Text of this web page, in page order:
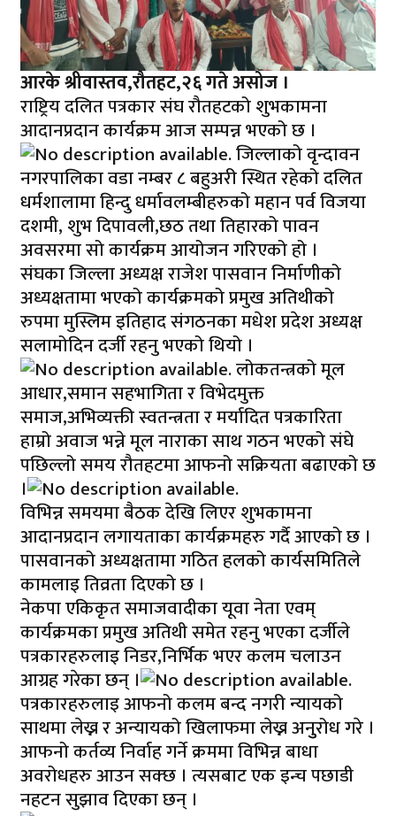
आरके श्रीवास्तव,रौतहट,२६ गते असोज ।
राष्ट्रिय दलित पत्रकार संघ रौतहटको शुभकामना
आदानप्रदान कार्यक्रम आज सम्पन्न भएको छ ।
जिल्लाको वृन्दावन
नगरपालिका वडा नम्बर ८ बहुअरी स्थित रहेको दलित
धर्मशालामा हिन्दु धर्मावलम्बीहरुको महान पर्व विजया
दशमी, शुभ दिपावली,छठ तथा तिहारको पावन
अवसरमा सो कार्यक्रम आयोजन गरिएको हो ।
संघका जिल्ला अध्यक्ष राजेश पासवान निर्माणीको
अध्यक्षतामा भएको कार्यक्रमको प्रमुख अतिथीको
रुपमा मुस्लिम इतिहाद संगठनका मधेश प्रदेश अध्यक्ष
सलामोदिन दर्जी रहनु भएको थियो ।
लोकतन्त्रको मूल
आधार,समान सहभागिता र विभेदमुक्त
समाज,अभिव्यक्ती स्वतन्त्रता र मर्यादित पत्रकारिता
हाम्रो अवाज भन्ने मूल नाराका साथ गठन भएको संघे
पछिल्लो समय रौतहटमा आफनो सक्रियता बढाएको छ
।
विभिन्न समयमा बैठक देखि लिएर शुभकामना
आदानप्रदान लगायताका कार्यक्रमहरु गर्दै आएको छ ।
पासवानको अध्यक्षतामा गठित हलको कार्यसमितिले
कामलाइ तिव्रता दिएको छ ।
नेकपा एकिकृत समाजवादीका यूवा नेता एवम्
कार्यक्रमका प्रमुख अतिथी समेत रहनु भएका दर्जीले
पत्रकारहरुलाइ निडर,निर्भिक भएर कलम चलाउन
आग्रह गरेका छन् ।
पत्रकारहरुलाइ आफनो कलम बन्द नगरी न्यायको
साथमा लेख्न र अन्यायको खिलाफमा लेख्न अनुुरोध गरे ।
आफनो कर्तव्य निर्वाह गर्ने क्रममा विभिन्न बाधा
अवरोधहरु आउन सक्छ । त्यसबाट एक इन्च पछाडी
नहटन सुझाव दिएका छन् ।